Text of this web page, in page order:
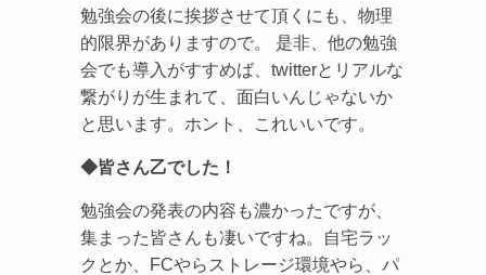
勉強会の後に挨拶させて頂くにも、物理
的限界がありますので。 是非、他の勉強
会でも導入がすすめば、twitterとリアルな
繋がりが生まれて、面白いんじゃないか
と思います。ホント、これいいです。
◆皆さん乙でした！
勉強会の発表の内容も濃かったですが、
集まった皆さんも凄いですね。自宅ラッ
クとか、FCやらストレージ環境やら、パ